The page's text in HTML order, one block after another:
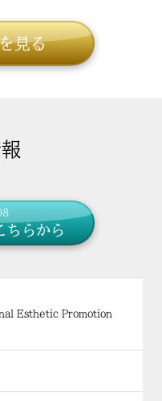
見る
ちらから
Esthetic Promotion